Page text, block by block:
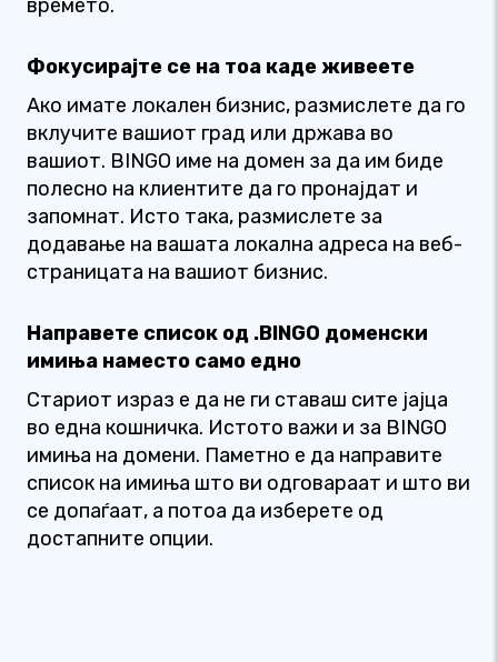
времето.
Фокусирајте се на тоа каде живеете
Ако имате локален бизнис, размислете да го
вклучите вашиот град или држава во
вашиот. BINGO име на домен за да им биде
полесно на клиентите да го пронајдат и
запомнат. Исто така, размислете за
додавање на вашата локална адреса на веб-
страницата на вашиот бизнис.
Направете список од .BINGO доменски
имиња наместо само едно
Стариот израз е да не ги ставаш сите јајца
во една кошничка. Истото важи и за BINGO
имиња на домени. Паметно е да направите
список на имиња што ви одговараат и што ви
се допаѓаат, а потоа да изберете од
достапните опции.